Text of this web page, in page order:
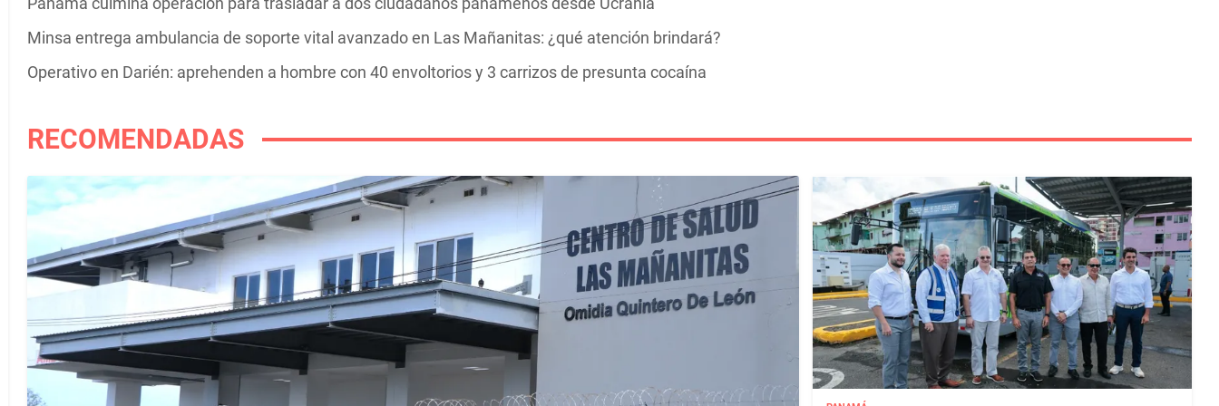
Minsa entrega ambulancia de soporte vital avanzado en Las Mañanitas: ¿qué atención brindará?
Operativo en Darién: aprehenden a hombre con 40 envoltorios y 3 carrizos de presunta cocaína
RECOMENDADAS